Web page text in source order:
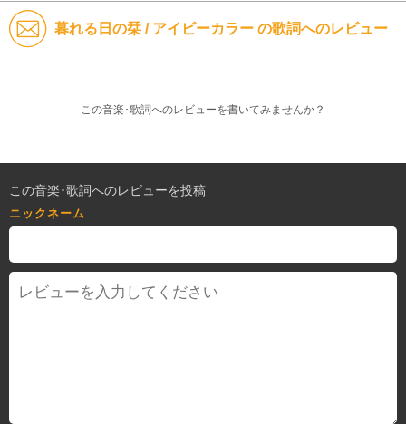
暮れる日の栞 / アイビーカラー の歌詞へのレビュー
この音楽･歌詞へのレビューを書いてみませんか？
この音楽･歌詞へのレビューを投稿
ニックネーム